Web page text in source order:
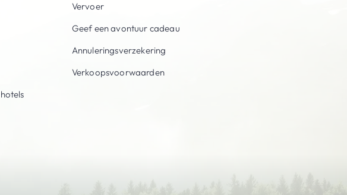
Vervoer
Geef een avontuur cadeau
Annuleringsverzekering
Verkoopsvoorwaarden